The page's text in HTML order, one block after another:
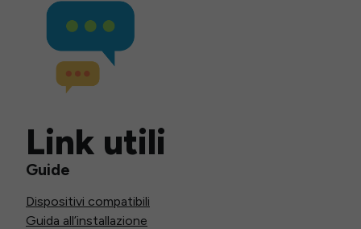
Link utili
Guide
Dispositivi compatibili
Guida all’installazione